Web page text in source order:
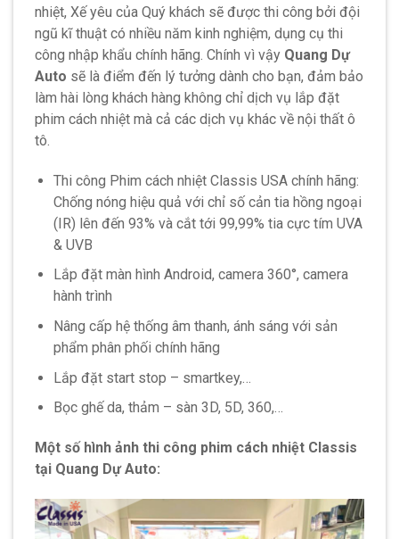
nhiệt, Xế yêu của Quý khách sẽ được thi công bởi đội
ngũ kĩ thuật có nhiều năm kinh nghiệm, dụng cụ thi
công nhập khẩu chính hãng. Chính vì vậy Quang Dự
Auto sẽ là điểm đến lý tưởng dành cho bạn, đảm bảo
làm hài lòng khách hàng không chỉ dịch vụ lắp đặt
phim cách nhiệt mà cả các dịch vụ khác về nội thất ô
tô.
Thi công Phim cách nhiệt Classis USA chính hãng:
Chống nóng hiệu quả với chỉ số cản tia hồng ngoại
(IR) lên đến 93% và cắt tới 99,99% tia cực tím UVA
& UVB
Lắp đặt màn hình Android, camera 360°, camera
hành trình
Nâng cấp hệ thống âm thanh, ánh sáng với sản
phẩm phân phối chính hãng
Lắp đặt start stop – smartkey,…
Bọc ghế da, thảm – sàn 3D, 5D, 360,…
Một số hình ảnh thi công phim cách nhiệt Classis
tại Quang Dự Auto: